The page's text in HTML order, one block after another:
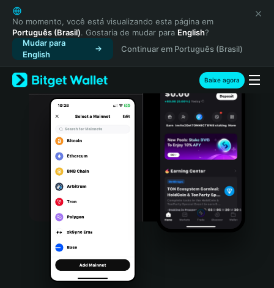
English
日本語
Tiếng Việt
Русский
Español (Latinoamérica)
Türkçe
Italiano
Português (Portugal)
Bahasa Indonesia
Português (Brasil)
Español (Argentina)
No momento, você está visualizando esta página em
Português (Brasil). Gostaria de mudar para English?
Mudar para
English
Continuar em Português (Brasil)
Baixe agora